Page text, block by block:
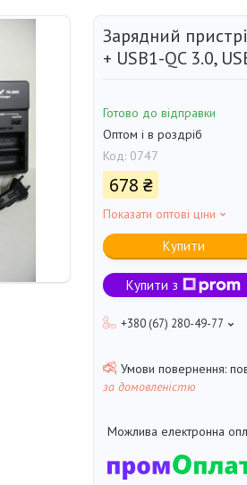
Зарядний
+ USB1-QC 3.0,
Готово до відправки
Оптом і в роздріб
Код: 0747
678 ₴
Показати оптові ціни
Купити
Купити з
+380 (67) 280-49-77
за домовленістю